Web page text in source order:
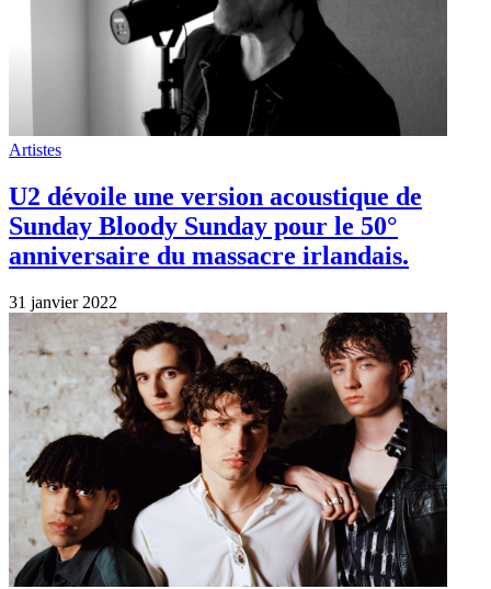
Artistes
U2 dévoile une version acoustique de
Sunday Bloody Sunday pour le 50°
anniversaire du massacre irlandais.
31 janvier 2022